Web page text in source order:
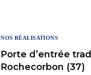
NOS RÉALISATIONS
Porte d’entrée
Rochecorbon (37)